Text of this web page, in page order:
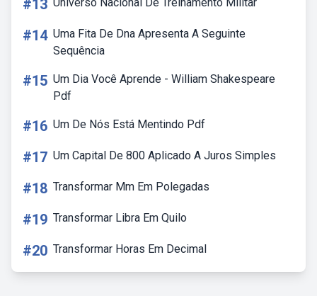
#13
#14 Uma Fita De Dna Apresenta A Seguinte
Sequência
#15 Um Dia Você Aprende - William Shakespeare
Pdf
#16 Um De Nós Está Mentindo Pdf
#17 Um Capital De 800 Aplicado A Juros Simples
#18 Transformar Mm Em Polegadas
#19 Transformar Libra Em Quilo
#20 Transformar Horas Em Decimal